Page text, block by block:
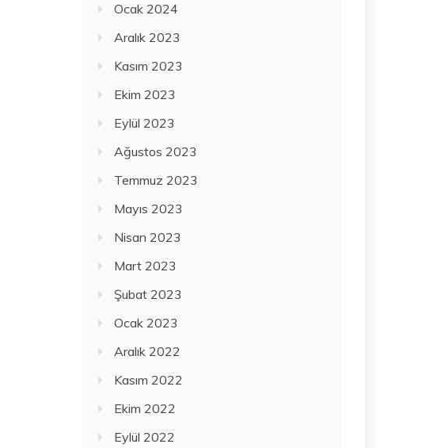
Ocak 2024
Aralık 2023
Kasım 2023
Ekim 2023
Eylül 2023
Ağustos 2023
Temmuz 2023
Mayıs 2023
Nisan 2023
Mart 2023
Şubat 2023
Ocak 2023
Aralık 2022
Kasım 2022
Ekim 2022
Eylül 2022